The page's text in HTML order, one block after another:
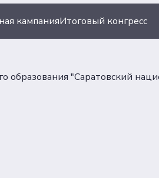
кампанияИтоговый конгресс
"Саратовский
персональных данных
Политика обеспечения